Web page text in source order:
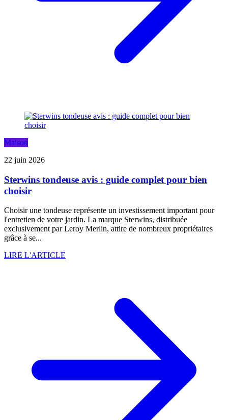
Maison
22 juin 2026
Sterwins tondeuse avis : guide complet pour bien
choisir
Choisir une tondeuse représente un investissement important pour
l'entretien de votre jardin. La marque Sterwins, distribuée
exclusivement par Leroy Merlin, attire de nombreux propriétaires
grâce à se...
LIRE L'ARTICLE